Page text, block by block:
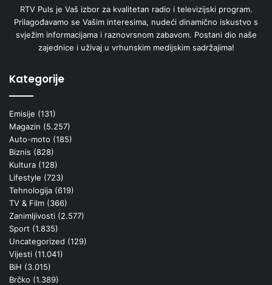
RTV Puls je Vaš izbor za kvalitetan radio i televizijski program.
Prilagođavamo se Vašim interesima, nudeći dinamično iskustvo s
svježim informacijama i raznovrsnom zabavom. Postani dio naše
zajednice i uživaj u vrhunskim medijskim sadržajima!
Kategorije
Emisije (131)
Magazin (5.257)
Auto-moto (185)
Biznis (828)
Kultura (128)
Lifestyle (723)
Tehnologija (619)
TV & Film (366)
Zanimljivosti (2.577)
Sport (1.835)
Uncategorized (129)
Vijesti (11.041)
BiH (3.015)
Brčko (1.389)